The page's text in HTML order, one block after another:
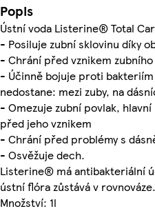
Popis
Ústní voda Listerine® Total
- Posiluje zubní sklovinu díky
- Chrání před vznikem zubního
- Účinně bojuje proti
nedostane: mezi zuby, na
- Omezuje zubní povlak,
před jeho vznikem
- Chrání před problémy s
- Osvěžuje dech.
Listerine® má antibakteriální
ústní flóra zůstává v rovnováze.
Množství: 1l